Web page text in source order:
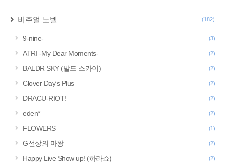
비주얼 노벨 (182)
9-nine- (3)
ATRI -My Dear Moments- (2)
BALDR SKY (발드 스카이) (2)
Clover Day's Plus (2)
DRACU-RIOT! (2)
eden* (2)
FLOWERS (1)
G선상의 마왕 (2)
Happy Live Show up! (하라쇼) (2)